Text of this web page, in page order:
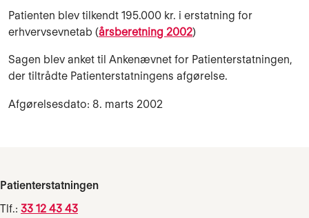
Patienten blev tilkendt 195.000 kr. i erstatning for
erhvervsevnetab (årsberetning 2002)
Sagen blev anket til Ankenævnet for Patienterstatningen,
der tiltrådte Patienterstatningens afgørelse.
Afgørelsesdato: 8. marts 2002
Patienterstatningen
Tlf.: 33 12 43 43